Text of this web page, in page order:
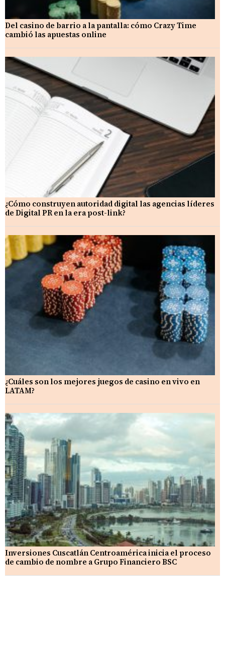
Del casino de barrio a la pantalla: cómo Crazy Time
cambió las apuestas online
¿Cómo construyen autoridad digital las agencias líderes
de Digital PR en la era post-link?
¿Cuáles son los mejores juegos de casino en vivo en
LATAM?
Inversiones Cuscatlán Centroamérica inicia el proceso
de cambio de nombre a Grupo Financiero BSC